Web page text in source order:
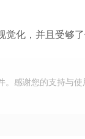
觉化，并且受够
。感谢您的支持与使